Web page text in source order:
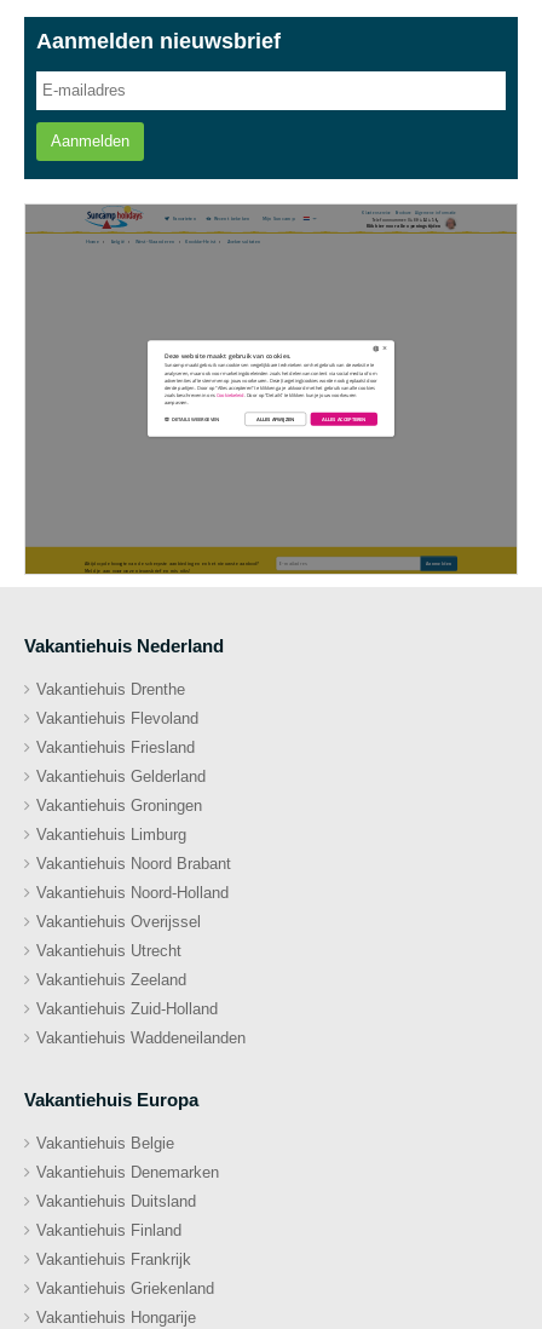
Aanmelden nieuwsbrief
Aanmelden
Vakantiehuis Nederland
Vakantiehuis Drenthe
Vakantiehuis Flevoland
Vakantiehuis Friesland
Vakantiehuis Gelderland
Vakantiehuis Groningen
Vakantiehuis Limburg
Vakantiehuis Noord Brabant
Vakantiehuis Noord-Holland
Vakantiehuis Overijssel
Vakantiehuis Utrecht
Vakantiehuis Zeeland
Vakantiehuis Zuid-Holland
Vakantiehuis Waddeneilanden
Vakantiehuis Europa
Vakantiehuis Belgie
Vakantiehuis Denemarken
Vakantiehuis Duitsland
Vakantiehuis Finland
Vakantiehuis Frankrijk
Vakantiehuis Griekenland
Vakantiehuis Hongarije